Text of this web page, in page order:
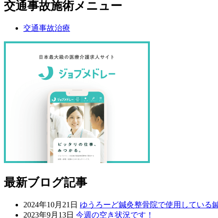
交通事故施術メニュー
交通事故治療
最新ブログ記事
2024年10月21日 ゆうろーど鍼灸整骨院で使用している
2023年9月13日 今週の空き状況です！